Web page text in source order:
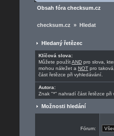
Obsah fóra checksum.cz
checksum.cz » Hledat
Hledaný řetězec
Klíčová slova:
Můžete použítAND pro slova,
mohou náležet a NOT pro
část řetězce při vyhledávání.
Autora:
Znak "*" nahradí část řetězce při
Možnosti hledání
Fórum: